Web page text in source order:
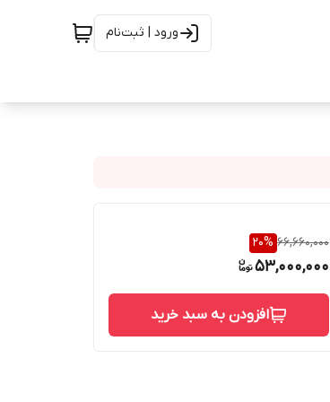
ورود | ثبت‌نام
66,660,000
20%
53,000,000
افزودن به سبد خرید